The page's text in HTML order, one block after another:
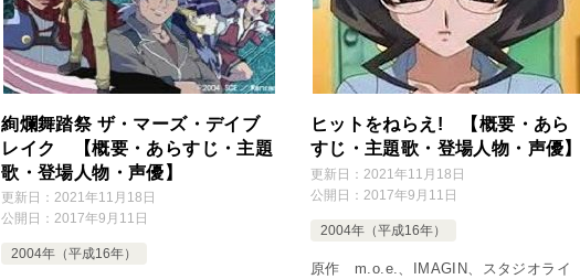
絢爛舞踏祭 ザ・マーズ・デイブ
レイク 【概要・あらすじ・主題
歌・登場人物・声優】
更新日： 2021年11月18日
公開日： 2017年9月11日
2004年（平成16年）
ヒットをねらえ! 【概要・あら
すじ・主題歌・登場人物・声優】
更新日： 2021年11月18日
公開日： 2017年9月11日
2004年（平成16年）
原作 m.o.e.、IMAGIN、スタジオライ